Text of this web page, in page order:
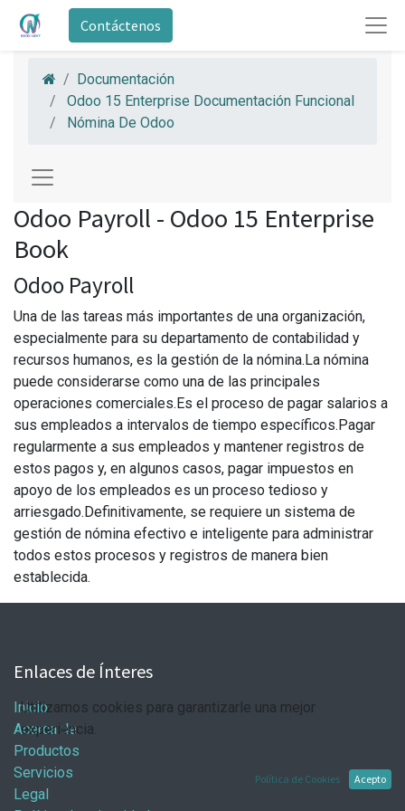
Contáctenos
Documentación
Odoo 15 Enterprise Documentación Funcional
Nómina De Odoo
Odoo Payroll - Odoo 15 Enterprise
Book
Odoo Payroll
Una de las tareas más importantes de una organización,
especialmente para su departamento de contabilidad y
recursos humanos, es la gestión de la nómina.La nómina
puede considerarse como una de las principales
operaciones comerciales.Es el proceso de pagar salarios a
sus empleados a intervalos de tiempo específicos.Pagar
regularmente a sus empleados y mantener registros de
estos pagos y, en algunos casos, pagar impuestos en
apoyo de los empleados es un proceso tedioso y
arriesgado.Definitivamente, se requiere un sistema de
gestión de nómina efectivo e inteligente para administrar
todos estos procesos y registros de manera bien
establecida.
Enlaces de Ínteres
Inicio
Acerca de
Productos
Servicios
Legal
Utilizamos cookies para garantizarle una mejor
experiencia.
Política de Cookies Acepto